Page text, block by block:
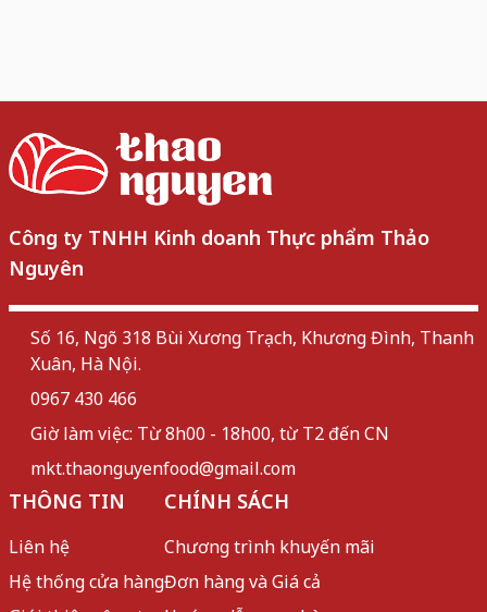
Công ty TNHH Kinh doanh Thực phẩm Thảo
Nguyên
Số 16, Ngõ 318 Bùi Xương Trạch, Khương Đình, Thanh
Xuân, Hà Nội.
0967 430 466
Giờ làm việc: Từ 8h00 - 18h00, từ T2 đến CN
mkt.thaonguyenfood@gmail.com
THÔNG TIN
Liên hệ
Hệ thống cửa hàng
CHÍNH SÁCH
Chương trình khuyến mãi
Đơn hàng và Giá cả